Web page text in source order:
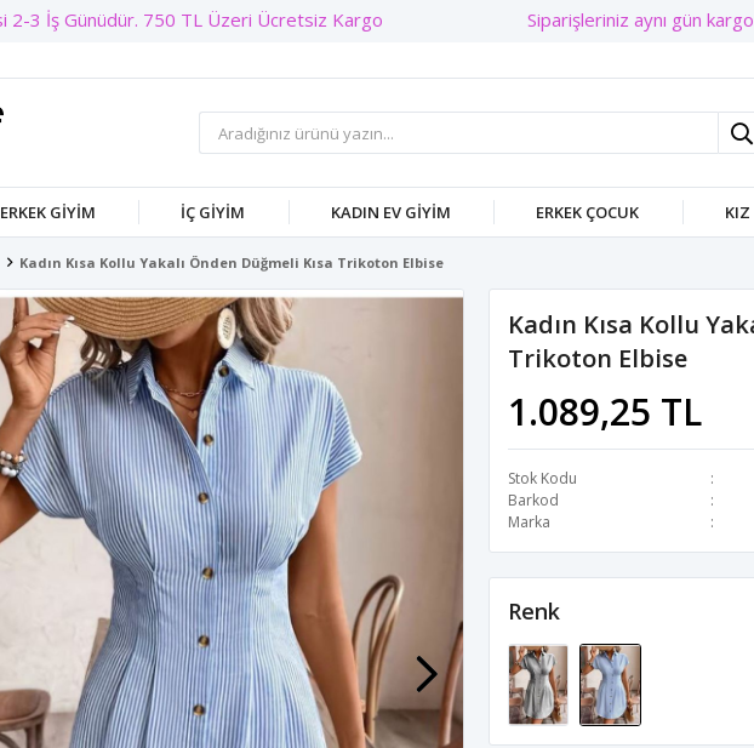
Siparişleriniz aynı gün
ERKEK GIYIM İÇ GIYIM KADIN EV GIYIM ERKEK ÇOCUK KIZ
Kadın Kısa Kollu Yakalı Önden Düğmeli Kısa Trikoton Elbise
Kadın Kısa Kollu
Trikoton Elbise
1.089,25 TL
Stok Kodu
Barkod
Marka
Renk